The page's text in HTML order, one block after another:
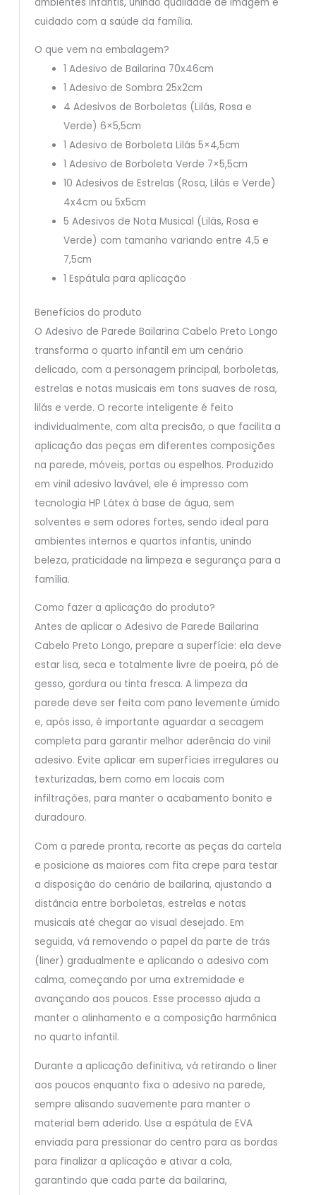
cuidado com a saúde da família.
O que vem na embalagem?
1 Adesivo de Bailarina 70x46cm
1 Adesivo de Sombra 25x2cm
4 Adesivos de Borboletas (Lilás, Rosa e
Verde) 6×5,5cm
1 Adesivo de Borboleta Lilás 5×4,5cm
1 Adesivo de Borboleta Verde 7×5,5cm
10 Adesivos de Estrelas (Rosa, Lilás e Verde)
4x4cm ou 5x5cm
5 Adesivos de Nota Musical (Lilás, Rosa e
Verde) com tamanho variando entre 4,5 e
7,5cm
1 Espátula para aplicação
Benefícios do produto
O Adesivo de Parede Bailarina Cabelo Preto Longo
transforma o quarto infantil em um cenário
delicado, com a personagem principal, borboletas,
estrelas e notas musicais em tons suaves de rosa,
lilás e verde. O recorte inteligente é feito
individualmente, com alta precisão, o que facilita a
aplicação das peças em diferentes composições
na parede, móveis, portas ou espelhos. Produzido
em vinil adesivo lavável, ele é impresso com
tecnologia HP Látex à base de água, sem
solventes e sem odores fortes, sendo ideal para
ambientes internos e quartos infantis, unindo
beleza, praticidade na limpeza e segurança para a
família.
Como fazer a aplicação do produto?
Antes de aplicar o Adesivo de Parede Bailarina
Cabelo Preto Longo, prepare a superfície: ela deve
estar lisa, seca e totalmente livre de poeira, pó de
gesso, gordura ou tinta fresca. A limpeza da
parede deve ser feita com pano levemente úmido
e, após isso, é importante aguardar a secagem
completa para garantir melhor aderência do vinil
adesivo. Evite aplicar em superfícies irregulares ou
texturizadas, bem como em locais com
infiltrações, para manter o acabamento bonito e
duradouro.
Com a parede pronta, recorte as peças da cartela
e posicione as maiores com fita crepe para testar
a disposição do cenário de bailarina, ajustando a
distância entre borboletas, estrelas e notas
musicais até chegar ao visual desejado. Em
seguida, vá removendo o papel da parte de trás
(liner) gradualmente e aplicando o adesivo com
calma, começando por uma extremidade e
avançando aos poucos. Esse processo ajuda a
manter o alinhamento e a composição harmônica
no quarto infantil.
Durante a aplicação definitiva, vá retirando o liner
aos poucos enquanto fixa o adesivo na parede,
sempre alisando suavemente para manter o
material bem aderido. Use a espátula de EVA
enviada para pressionar do centro para as bordas
para finalizar a aplicação e ativar a cola,
garantindo que cada parte da bailarina,